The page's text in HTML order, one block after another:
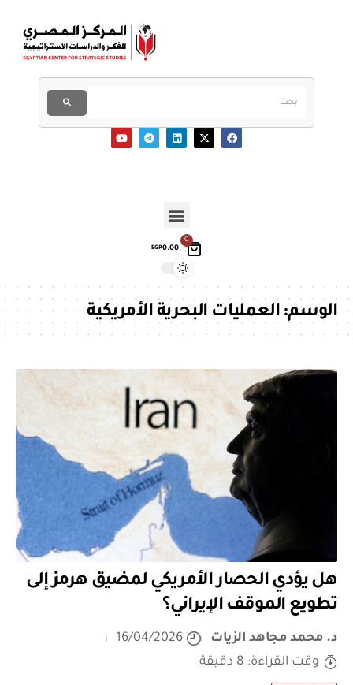
0
EGP0.00
الوسم:العمليات البحرية الأمريكية
هل يؤدي الحصار الأمريكي لمضيق هرمز إلى
تطويع الموقف الإيراني؟
د. محمد مجاهد الزيات
16/04/2026
وقت القراءة: 8 دقيقة